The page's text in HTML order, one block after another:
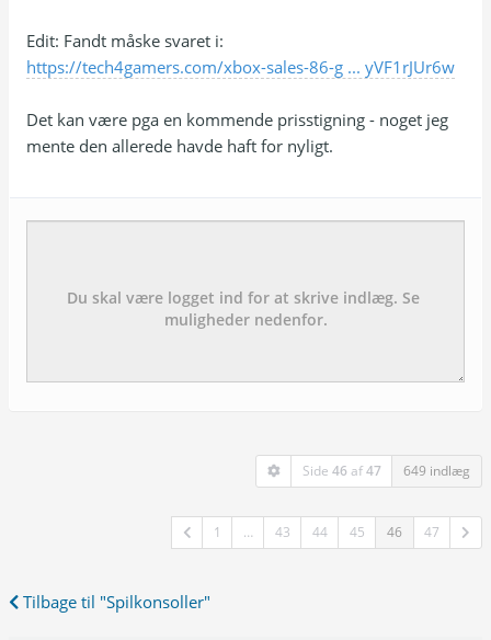
Edit: Fandt måske svaret i:
https://tech4gamers.com/xbox-sales-86-g ... yVF1rJUr6w
Det kan være pga en kommende prisstigning - noget jeg
mente den allerede havde haft for nyligt.
Side 46 af47 649 indlæg
1 … 43 44 45 46 47
Tilbage til "Spilkonsoller"